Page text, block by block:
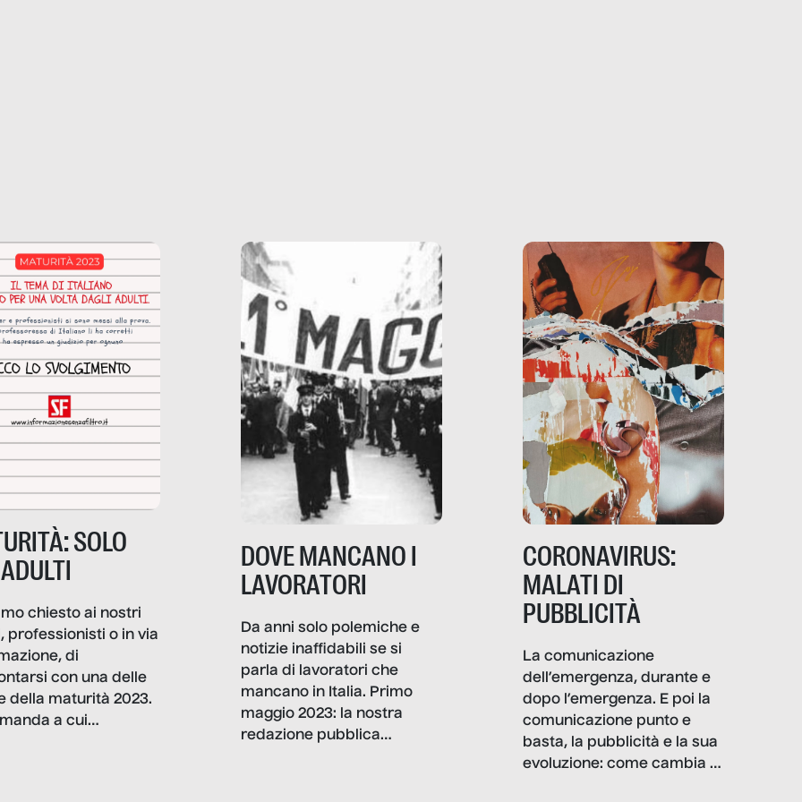
la nostra vita
come.
SOLO
chiesto ai nostri
professionisti o in via
di
con una delle
della maturità 2023.
a cui
DOVE MANCANO I
LAVORATORI
Da anni solo polemiche e
notizie inaffidabili se si
parla di lavoratori che
mancano in Italia. Primo
maggio 2023: la nostra
redazione pubblica
CORONAVIRUS:
MALATI DI
PUBBLICITÀ
La comunicazione
dell’emergenza, durante e
dopo l’emergenza. E poi la
comunicazione punto e
basta, la pubblicità e la sua
evoluzione: come cambia il